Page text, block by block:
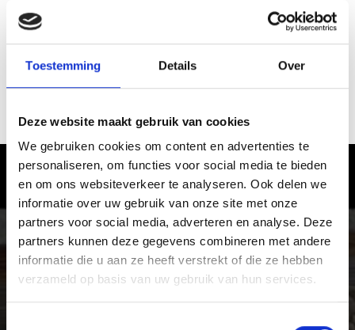
Toestemming Details Over
Deze website maakt gebruik van cookies
We gebruiken cookies om content en advertenties te
personaliseren, om functies voor social media te bieden
en om ons websiteverkeer te analyseren. Ook delen we
informatie over uw gebruik van onze site met onze
partners voor social media, adverteren en analyse. Deze
partners kunnen deze gegevens combineren met andere
informatie die u aan ze heeft verstrekt of die ze hebben
verzameld op basis van uw gebruik van hun services.
ONZE TIP:
VINSCHGAU VINDT U IN HETDUITS ENGELSEN
ITALIAANSBESCHREVEN.
Het ervaren van genot in Vinschgau
Ervaar de rijkdom van de lokale specialiteiten in het
Vinschgau in Zuid-Tirol, het dal van fijnproevers en
genieters van pure levensmiddelen.